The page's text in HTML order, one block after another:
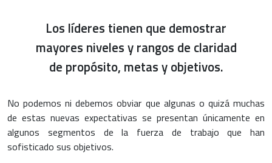
Los líderes tienen que demostrar
mayores niveles y rangos de claridad
de propósito, metas y objetivos.
No podemos ni debemos obviar que algunas o quizá muchas
de estas nuevas expectativas se presentan únicamente en
algunos segmentos de la fuerza de trabajo que han
sofisticado sus objetivos.